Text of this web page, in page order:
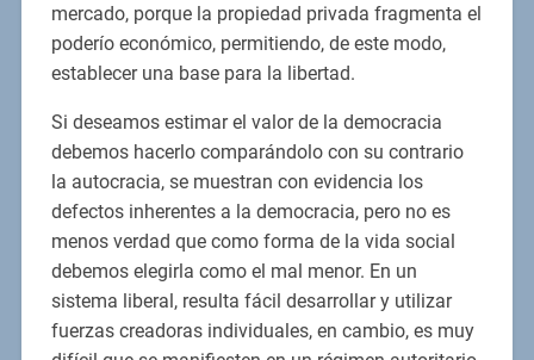
mercado, porque la propiedad privada fragmenta el
poderío económico, permitiendo, de este modo,
establecer una base para la libertad.
Si deseamos estimar el valor de la democracia
debemos hacerlo comparándolo con su contrario
la autocracia, se muestran con evidencia los
defectos inherentes a la democracia, pero no es
menos verdad que como forma de la vida social
debemos elegirla como el mal menor. En un
sistema liberal, resulta fácil desarrollar y utilizar
fuerzas creadoras individuales, en cambio, es muy